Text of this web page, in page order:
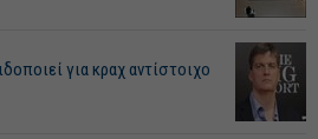
για κραχ αντίστοιχο